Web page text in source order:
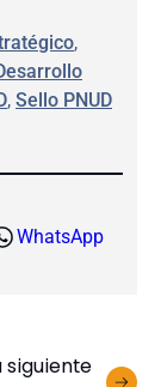
, Sello PNUD
WhatsApp
siguiente